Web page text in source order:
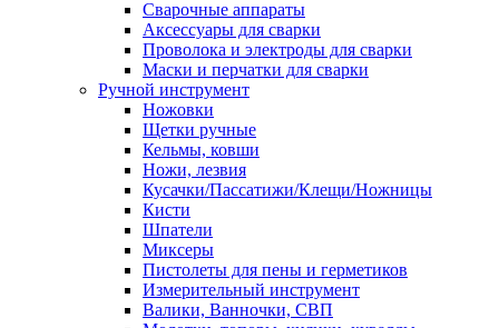
Сварочные аппараты
Аксессуары для сварки
Проволока и электроды для сварки
Маски и перчатки для сварки
Ручной инструмент
Ножовки
Щетки ручные
Кельмы, ковши
Ножи, лезвия
Кусачки/Пассатижи/Клещи/Ножницы
Кисти
Шпатели
Миксеры
Пистолеты для пены и герметиков
Измерительный инструмент
Валики, Ванночки, СВП